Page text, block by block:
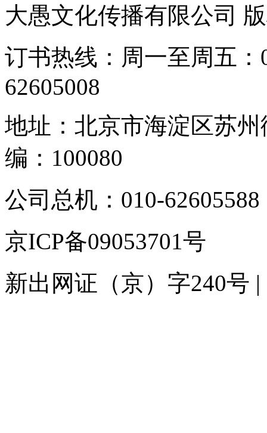
大愚文化传播有限公司
订书热线：周一至周五：
62605008
地址：北京市海淀区苏
编：100080
公司总机：010-
京ICP备09053701号
新出网证（京）字240号